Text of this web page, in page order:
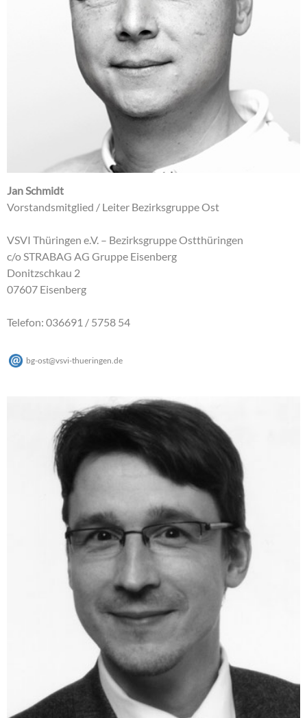
Jan Schmidt
Vorstandsmitglied / Leiter Bezirksgruppe Ost
VSVI Thüringen e.V. – Bezirksgruppe Ostthüringen
c/o STRABAG AG Gruppe Eisenberg
Donitzschkau 2
07607 Eisenberg
Telefon: 036691 / 5758 54
bg-ost@vsvi-thueringen de